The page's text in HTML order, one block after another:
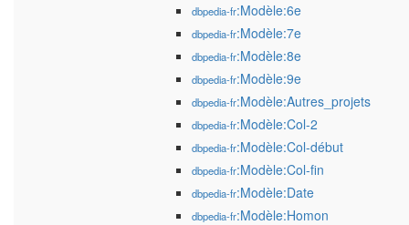
dbpedia-fr:Modèle:6e
dbpedia-fr:Modèle:7e
dbpedia-fr:Modèle:8e
dbpedia-fr:Modèle:9e
dbpedia-fr:Modèle:Autres_projets
dbpedia-fr:Modèle:Col-2
dbpedia-fr:Modèle:Col-début
dbpedia-fr:Modèle:Col-fin
dbpedia-fr:Modèle:Date
dbpedia-fr:Modèle:Homon